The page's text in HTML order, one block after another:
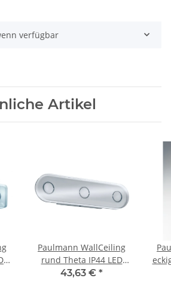
verfügbar
Artikel
Paulmann WallCeiling
rund Theta IP44 LED
1x13,5W Alu eloxiert/Klar
43,63 € *